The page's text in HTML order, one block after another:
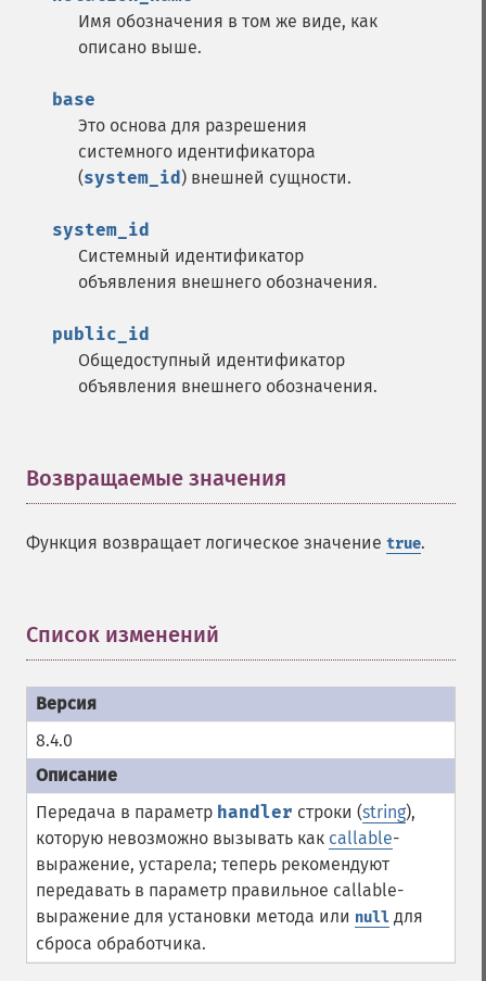
Имя обозначения в том же виде, как
описано выше.
base
Это основа для разрешения
системного идентификатора
(system_id) внешней сущности.
system_id
Системный идентификатор
объявления внешнего обозначения.
public_id
Общедоступный идентификатор
объявления внешнего обозначения.
Возвращаемые значения
Функция возвращает логическое значение true.
Список изменений
8.4.0
Передача в параметр handler строки (string),
которую невозможно вызывать как callable-
выражение, устарела; теперь рекомендуют
передавать в параметр правильное callable-
выражение для установки метода или null для
сброса обработчика.